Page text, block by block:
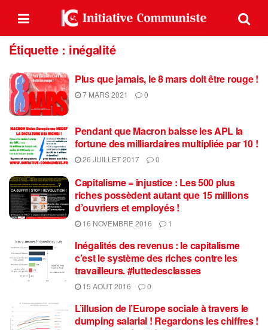
Étiquette : inégalité
Plus que jamais, le 8 mars doit être rouge !
7 MARS 2021 0
Pendant que Macron baisse les APL la
fortune des milliardaires multipliée par 10 !
26 JUILLET 2017 0
Capitalisme = injustice : Les 500 plus
riches possèdent autant que 15 millions
d’ouvriers et employés !
16 NOVEMBRE 2016 1
Inégalités des revenus : le capitalisme
c’est le système des riches contre les
travailleurs. #luttedesclasses
15 AOÛT 2016 0
L’illusion de l’Europe sociale à travers le
dumping salarial ! Regardons les chiffres !